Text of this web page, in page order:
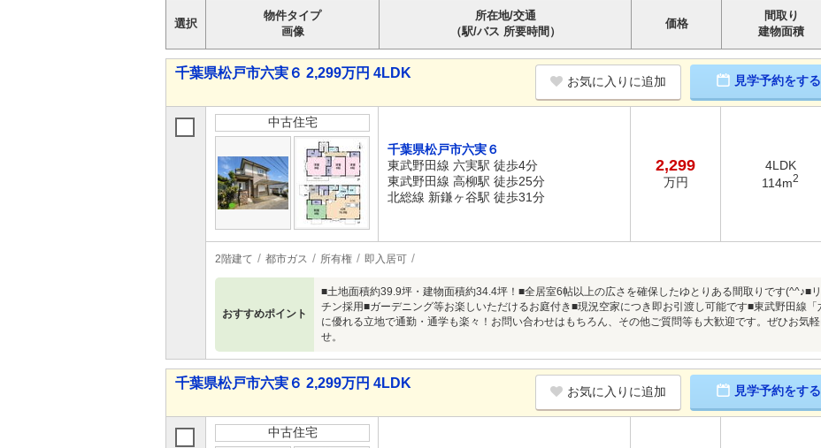
選択
物件タイプ
画像
所在地/交通
（駅/バス 所要時間）
価格
間取り
建物面積
千葉県松戸市六実６ 2,299万円 4LDK
お気に入りに追加 見学予約をする
中古住宅
千葉県松戸市六実６
東武野田線 六実駅 徒歩4分
東武野田線 高柳駅 徒歩25分
北総線 新鎌ヶ谷駅 徒歩31分
2,299
万円
4LDK
114m2
2階建て 都市ガス 所有権 即入居可
おすすめポイント
■土地面積約39.9坪・建物面積約34.4坪！■全居室6帖以上の広さを確保したゆとりある間取りです(^^♪■
チン採用■ガーデニング等お楽しいただけるお庭付き■現況空家につき即お引渡し可能です■東武野田線
に優れる立地で通勤・通学も楽々！お問い合わせはもちろん、その他ご質問等も大歓迎です。ぜひお気
せ。
千葉県松戸市六実６ 2,299万円 4LDK
お気に入りに追加 見学予約をする
中古住宅